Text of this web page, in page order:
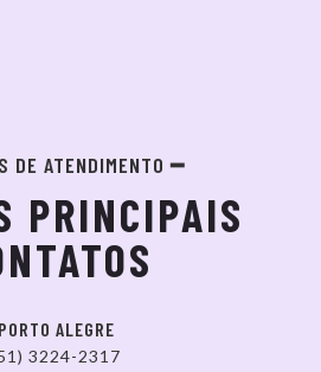
DE ATENDIMENTO
PRINCIPAIS
PORTO ALEGRE
3224-2317